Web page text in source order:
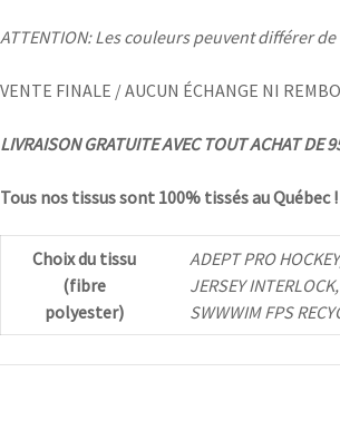
ATTENTION: Les couleurs peuvent différer
VENTE FINALE / AUCUN ÉCHANGE NI
LIVRAISON GRATUITE AVEC TOUT ACHAT
Tous nos tissus sont 100% tissés au Québec !
Choix du tissu
(fibre
polyester)
ADEPT PRO
JERSEY
SWWWIM FPS